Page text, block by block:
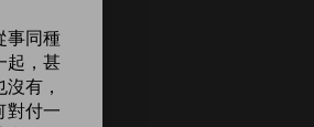
事同種
起，甚
有，
對付一